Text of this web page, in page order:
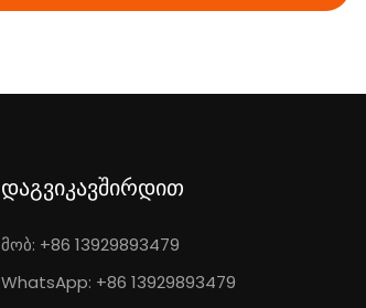
დაგვიკავშირდით
მობ: +86 13929893479
WhatsApp: +86 13929893479